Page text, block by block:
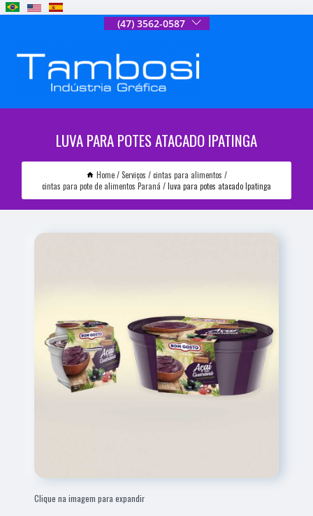
(47) 3562-0587
LUVA PARA POTES ATACADO IPATINGA
Home Serviços
cintas para alimentos
cintas para pote de alimentos Paraná
luva para potes atacado Ipatinga
Clique na imagem para expandir